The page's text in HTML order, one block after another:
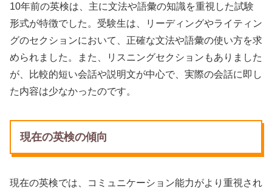
10年前の英検は、主に文法や語彙の知識を重視した試験
形式が特徴でした。受験生は、リーディングやライティン
グのセクションにおいて、正確な文法や語彙の使い方を求
められました。また、リスニングセクションもありました
が、比較的短い会話や説明文が中心で、実際の会話に即し
た内容は少なかったのです。
現在の英検の傾向
現在の英検では、コミュニケーション能力がより重視され